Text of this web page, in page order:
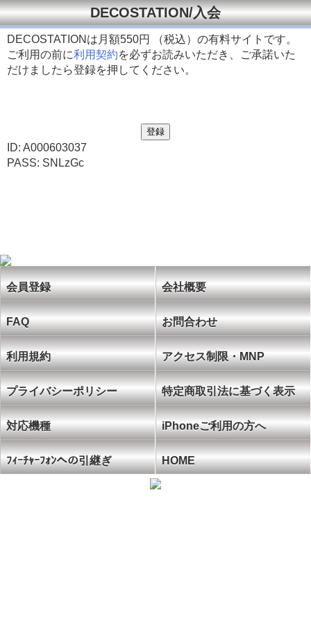
DECOSTATION/入会
DECOSTATIONは月額550円 （税込）の有料サイトです。
ご利用の前に利用契約を必ずお読みいただき、ご承諾いた
だけましたら登録を押してください。
ID: A000603037
PASS: SNLzGc
会員登録 会社概要
FAQ お問合わせ
利用規約 アクセス制限・MNP
プライバシーポリシー 特定商取引法に基づく表示
対応機種 iPhoneご利用の方へ
ﾌｨｰﾁｬｰﾌｫﾝへの引継ぎ HOME